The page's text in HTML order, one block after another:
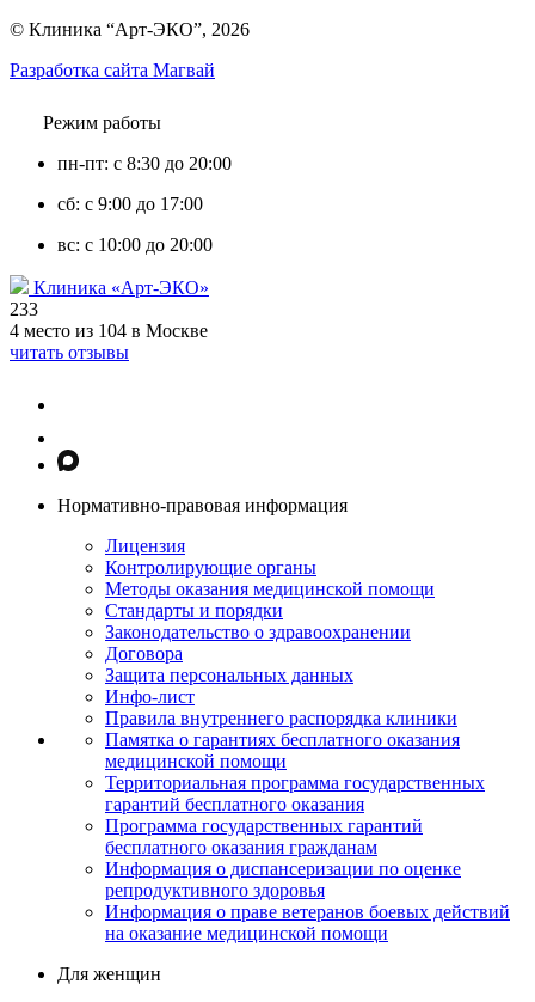
© Клиника “Арт-ЭКО”, 2026
Разработка сайта Магвай
Режим работы
пн-пт: с 8:30 до 20:00
сб: с 9:00 до 17:00
вс: с 10:00 до 20:00
Клиника «Арт-ЭКО»
233
4 место из 104 в Москве
читать отзывы
Нормативно-правовая информация
Лицензия
Контролирующие органы
Методы оказания медицинской помощи
Стандарты и порядки
Законодательство о здравоохранении
Договора
Защита персональных данных
Инфо-лист
Правила внутреннего распорядка клиники
Памятка о гарантиях бесплатного оказания
медицинской помощи
Территориальная программа государственных
гарантий бесплатного оказания
Программа государственных гарантий
бесплатного оказания гражданам
Информация о диспансеризации по оценке
репродуктивного здоровья
Информация о праве ветеранов боевых действий
на оказание медицинской помощи
Для женщин